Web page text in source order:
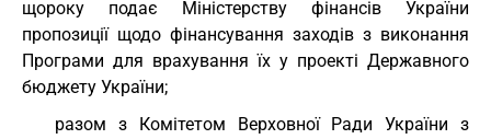
щороку подає Міністерству фінансів України
пропозиції щодо фінансування заходів з виконання
Програми для врахування їх у проекті Державного
бюджету України;
разом з Комітетом Верховної Ради України з